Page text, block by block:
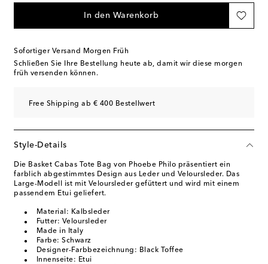
In den Warenkorb
Sofortiger Versand Morgen Früh
Schließen Sie Ihre Bestellung heute ab, damit wir diese morgen
früh versenden können.
Free Shipping ab € 400 Bestellwert
Style-Details
Die Basket Cabas Tote Bag von Phoebe Philo präsentiert ein
farblich abgestimmtes Design aus Leder und Veloursleder. Das
Large-Modell ist mit Veloursleder gefüttert und wird mit einem
passendem Etui geliefert.
Material: Kalbsleder
Futter: Veloursleder
Made in Italy
Farbe: Schwarz
Designer-Farbbezeichnung: Black Toffee
Innenseite: Etui